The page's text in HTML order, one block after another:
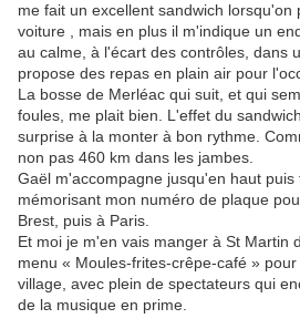
me fait un excellent sandwich lorsqu'on
voiture , mais en plus il m'indique un
au calme, à l'écart des contrôles, dans
propose des repas en plain air pour
La bosse de Merléac qui suit, et qui
foules, me plait bien. L'effet du
surprise à la monter à bon rythme.
non pas 460 km dans les jambes.
Gaël m'accompagne jusqu'en haut puis
mémorisant mon numéro de plaque
Brest, puis à Paris.
Et moi je m'en vais manger à St Martin
menu « Moules-frites-crêpe-café »
village, avec plein de spectateurs qui
de la musique en prime.